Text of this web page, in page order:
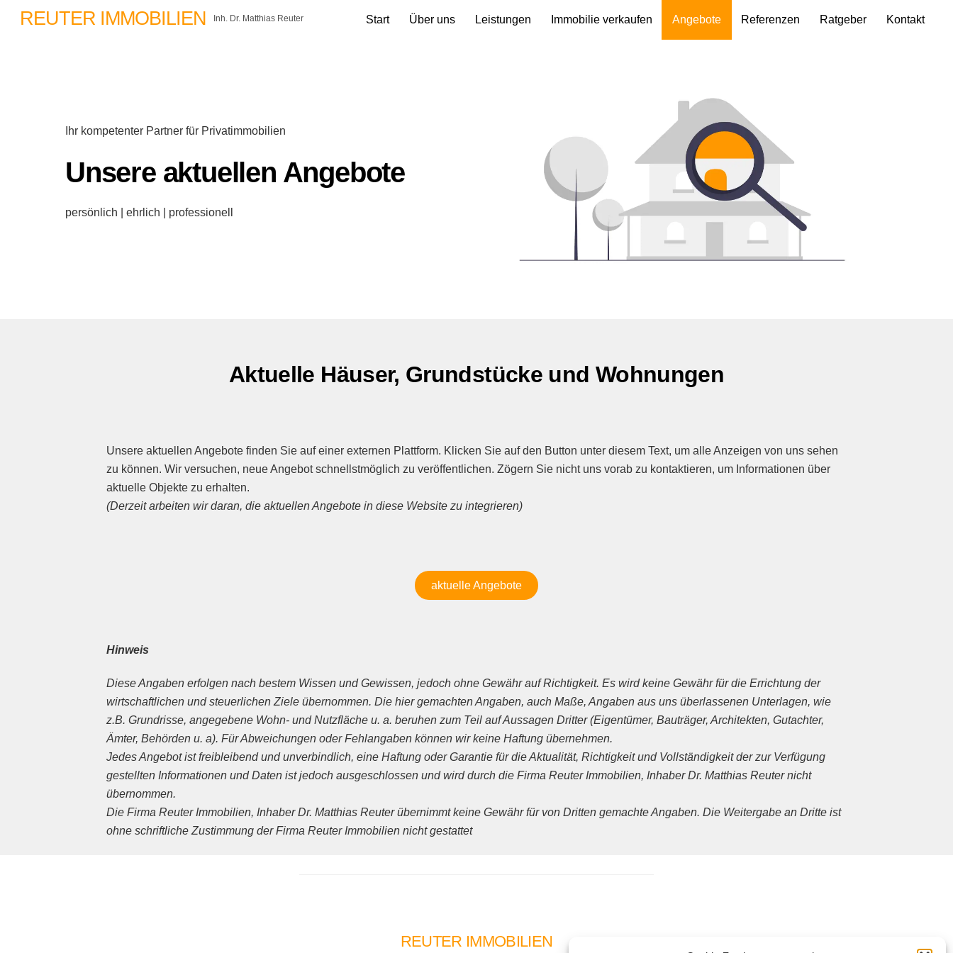
REUTER IMMOBILIEN Inh. Dr. Matthias Reuter Start Über uns Leistungen Immobilie verkaufen Angebote Referenzen Ratgeber Kontakt
Ihr kompetenter Partner für Privatimmobilien
Unsere aktuellen Angebote
persönlich | ehrlich | professionell
Aktuelle Häuser, Grundstücke und Wohnungen
Unsere aktuellen Angebote finden Sie auf einer externen Plattform. Klicken Sie auf den Button unter diesem Text, um alle Anzeigen von uns sehen
zu können. Wir versuchen, neue Angebot schnellstmöglich zu veröffentlichen. Zögern Sie nicht uns vorab zu kontaktieren, um Informationen über
aktuelle Objekte zu erhalten.
(Derzeit arbeiten wir daran, die aktuellen Angebote in diese Website zu integrieren)
aktuelle Angebote
Hinweis
Diese Angaben erfolgen nach bestem Wissen und Gewissen, jedoch ohne Gewähr auf Richtigkeit. Es wird keine Gewähr für die Errichtung der
wirtschaftlichen und steuerlichen Ziele übernommen. Die hier gemachten Angaben, auch Maße, Angaben aus uns überlassenen Unterlagen, wie
z.B. Grundrisse, angegebene Wohn- und Nutzfläche u. a. beruhen zum Teil auf Aussagen Dritter (Eigentümer, Bauträger, Architekten, Gutachter,
Ämter, Behörden u. a). Für Abweichungen oder Fehlangaben können wir keine Haftung übernehmen.
Jedes Angebot ist freibleibend und unverbindlich, eine Haftung oder Garantie für die Aktualität, Richtigkeit und Vollständigkeit der zur Verfügung
gestellten Informationen und Daten ist jedoch ausgeschlossen und wird durch die Firma Reuter Immobilien, Inhaber Dr. Matthias Reuter nicht
übernommen.
Die Firma Reuter Immobilien, Inhaber Dr. Matthias Reuter übernimmt keine Gewähr für von Dritten gemachte Angaben. Die Weitergabe an Dritte ist
ohne schriftliche Zustimmung der Firma Reuter Immobilien nicht gestattet
REUTER IMMOBILIEN